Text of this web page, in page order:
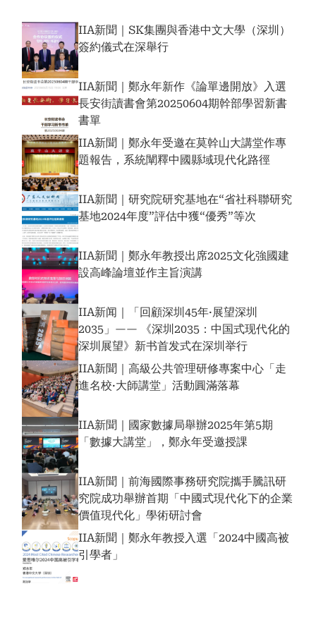
IIA新聞｜SK集團與香港中文大學（深圳）
簽約儀式在深舉行
IIA新聞｜鄭永年新作《論單邊開放》入選
長安街讀書會第20250604期幹部學習新書
書單
IIA新聞｜鄭永年受邀在莫幹山大講堂作專
題報告，系統闡釋中國縣域現代化路徑
IIA新聞｜研究院研究基地在“省社科聯研究
基地2024年度”評估中獲“優秀”等次
IIA新聞｜鄭永年教授出席2025文化強國建
設高峰論壇並作主旨演講
IIA新闻｜「回顧深圳45年·展望深圳
2035」—— 《深圳2035：中国式现代化的
深圳展望》新书首发式在深圳举行
IIA新聞｜高級公共管理研修專案中心「走
進名校·大師講堂」活動圓滿落幕
IIA新聞｜國家數據局舉辦2025年第5期
「數據大講堂」，鄭永年受邀授課
IIA新聞｜前海國際事務研究院攜手騰訊研
究院成功舉辦首期「中國式現代化下的企業
價值現代化」學術研討會
IIA新聞｜鄭永年教授入選「2024中國高被
引學者」